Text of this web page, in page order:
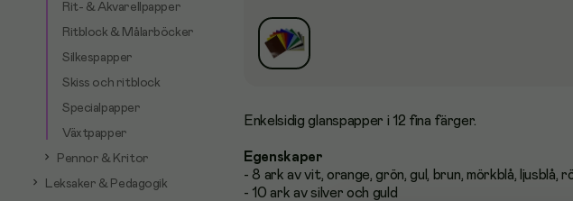
Rit- & Akvarellpapper
Ritblock & Målarböcker
Silkespapper
Skiss och ritblock
Specialpapper
Växtpapper
Pennor & Kritor
Leksaker & Pedagogik
Enkelsidig glanspapper i 12 fina färger.
Egenskaper
- 8 ark av vit, orange, grön, gul, brun, mörkblå, ljusblå,
- 10 ark av silver och guld